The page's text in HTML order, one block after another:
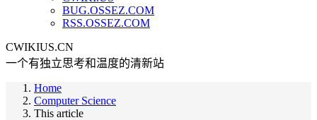
BUG.OSSEZ.COM
RSS.OSSEZ.COM
CWIKIUS.CN
一个有独立思考和温度的清新站
Home
Computer Science
This article